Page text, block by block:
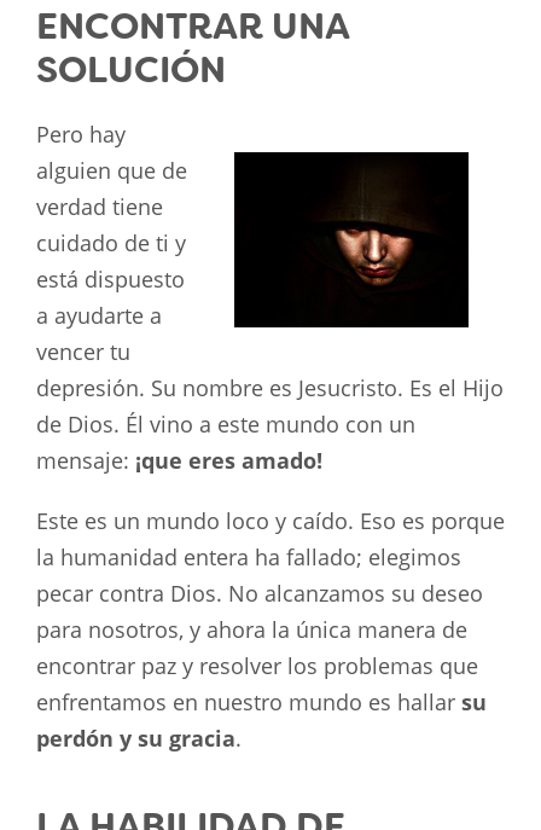
ENCONTRAR UNA
SOLUCIÓN
Pero hay
alguien que de
verdad tiene
cuidado de ti y
está dispuesto
a ayudarte a
vencer tu
depresión. Su nombre es Jesucristo. Es el Hijo
de Dios. Él vino a este mundo con un
mensaje: ¡que eres amado!
Este es un mundo loco y caído. Eso es porque
la humanidad entera ha fallado; elegimos
pecar contra Dios. No alcanzamos su deseo
para nosotros, y ahora la única manera de
encontrar paz y resolver los problemas que
enfrentamos en nuestro mundo es hallar su
perdón y su gracia.